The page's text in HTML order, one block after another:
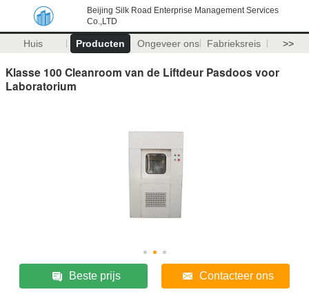
Beijing Silk Road Enterprise Management Services
Co.,LTD
Huis Producten Ongeveer ons Fabrieksreis >>
Klasse 100 Cleanroom van de Liftdeur Pasdoos voor
Laboratorium
Beste prijs Contacteer ons